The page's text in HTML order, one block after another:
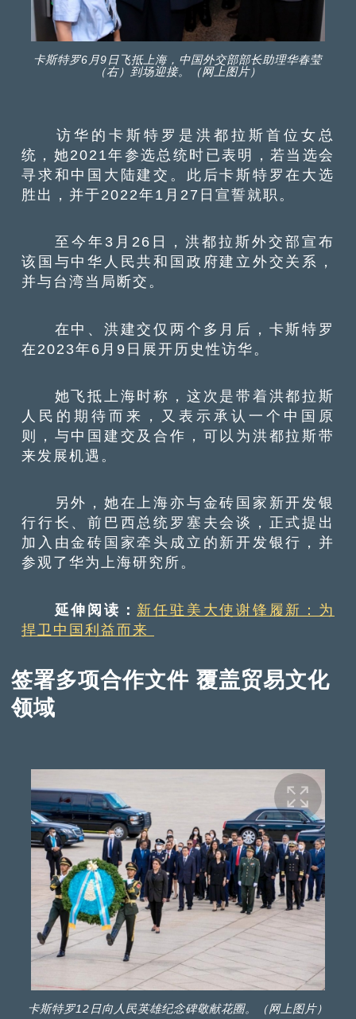
卡斯特罗6月9日飞抵上海，中国外交部部长助理华春莹
（右）到场迎接。（网上图片）
访华的卡斯特罗是洪都拉斯首位女总
统，她2021年参选总统时已表明，若当选会
寻求和中国大陆建交。此后卡斯特罗在大选
胜出，并于2022年1月27日宣誓就职。
至今年3月26日，洪都拉斯外交部宣布
该国与中华人民共和国政府建立外交关系，
并与台湾当局断交。
在中、洪建交仅两个多月后，卡斯特罗
在2023年6月9日展开历史性访华。
她飞抵上海时称，这次是带着洪都拉斯
人民的期待而来，又表示承认一个中国原
则，与中国建交及合作，可以为洪都拉斯带
来发展机遇。
另外，她在上海亦与金砖国家新开发银
行行长、前巴西总统罗塞夫会谈，正式提出
加入由金砖国家牵头成立的新开发银行，并
参观了华为上海研究所。
延伸阅读： 新任驻美大使谢锋履新：为
捍卫中国利益而来
签署多项合作文件 覆盖贸易文化
领域
卡斯特罗12日向人民英雄纪念碑敬献花圈。（网上图片）